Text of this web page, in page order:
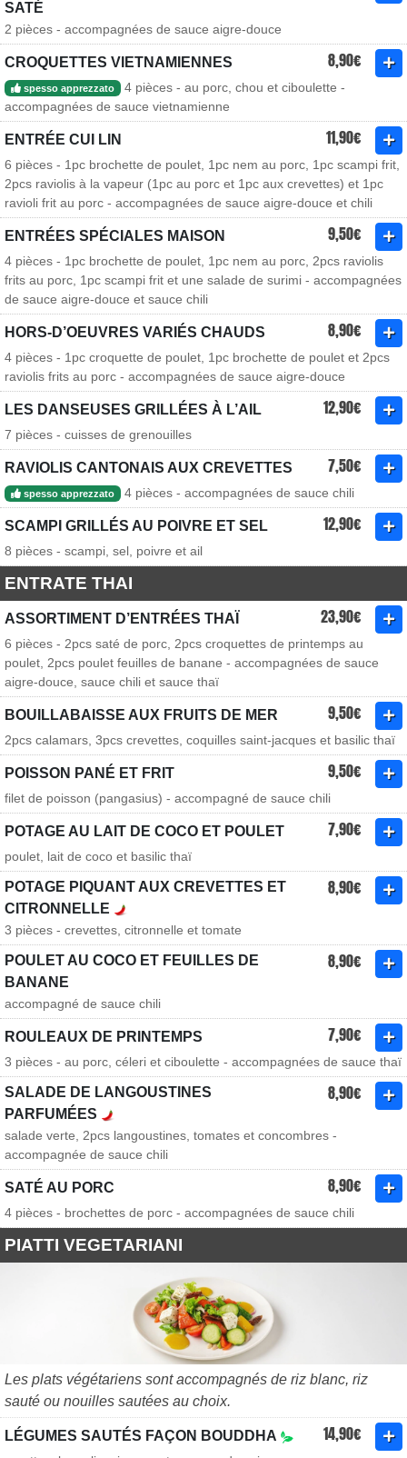
SATÉ
2 pièces - accompagnées de sauce aigre-douce
CROQUETTES VIETNAMIENNES 8,90€
spesso apprezzato
4 pièces - au porc, chou et ciboulette -
accompagnées de sauce vietnamienne
ENTRÉE CUI LIN 11,90€
6 pièces - 1pc brochette de poulet, 1pc nem au porc, 1pc scampi frit,
2pcs raviolis à la vapeur (1pc au porc et 1pc aux crevettes) et 1pc
ravioli frit au porc - accompagnées de sauce aigre-douce et chili
ENTRÉES SPÉCIALES MAISON 9,50€
4 pièces - 1pc brochette de poulet, 1pc nem au porc, 2pcs raviolis
frits au porc, 1pc scampi frit et une salade de surimi - accompagnées
de sauce aigre-douce et sauce chili
HORS-D’OEUVRES VARIÉS CHAUDS 8,90€
4 pièces - 1pc croquette de poulet, 1pc brochette de poulet et 2pcs
raviolis frits au porc - accompagnées de sauce aigre-douce
LES DANSEUSES GRILLÉES À L’AIL 12,90€
7 pièces - cuisses de grenouilles
RAVIOLIS CANTONAIS AUX CREVETTES 7,50€
spesso apprezzato 4 pièces - accompagnées de sauce chili
SCAMPI GRILLÉS AU POIVRE ET SEL 12,90€
8 pièces - scampi, sel, poivre et ail
ENTRATE THAI
ASSORTIMENT D’ENTRÉES THAÏ 23,90€
6 pièces - 2pcs saté de porc, 2pcs croquettes de printemps au
poulet, 2pcs poulet feuilles de banane - accompagnées de sauce
aigre-douce, sauce chili et sauce thaï
BOUILLABAISSE AUX FRUITS DE MER 9,50€
2pcs calamars, 3pcs crevettes, coquilles saint-jacques et basilic thaï
POISSON PANÉ ET FRIT 9,50€
filet de poisson (pangasius) - accompagné de sauce chili
POTAGE AU LAIT DE COCO ET POULET 7,90€
poulet, lait de coco et basilic thaï
POTAGE PIQUANT AUX CREVETTES ET
CITRONNELLE
8,90€
3 pièces - crevettes, citronnelle et tomate
POULET AU COCO ET FEUILLES DE
BANANE
8,90€
accompagné de sauce chili
ROULEAUX DE PRINTEMPS 7,90€
3 pièces - au porc, céleri et ciboulette - accompagnées de sauce thaï
SALADE DE LANGOUSTINES
PARFUMÉES
8,90€
salade verte, 2pcs langoustines, tomates et concombres -
accompagnée de sauce chili
SATÉ AU PORC 8,90€
4 pièces - brochettes de porc - accompagnées de sauce chili
PIATTI VEGETARIANI
Les plats végétariens sont accompagnés de riz blanc, riz
sauté ou nouilles sautées au choix.
LÉGUMES SAUTÉS FAÇON BOUDDHA 14,90€